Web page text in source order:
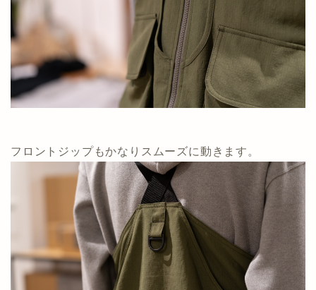
フロントジップもかなりスムーズに動きます。